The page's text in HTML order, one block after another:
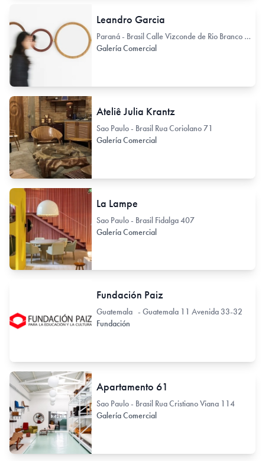
Leandro Garcia
Paraná - Brasil Calle Vizconde de Rio Branco 1488
Galería Comercial
Ateliê Julia Krantz
Sao Paulo - Brasil Rua Coriolano 71
Galería Comercial
La Lampe
Sao Paulo - Brasil Fidalga 407
Galería Comercial
Fundación Paiz
Guatemala - Guatemala 11 Avenida 33-32
Fundación
Apartamento 61
Sao Paulo - Brasil Rua Cristiano Viana 114
Galería Comercial